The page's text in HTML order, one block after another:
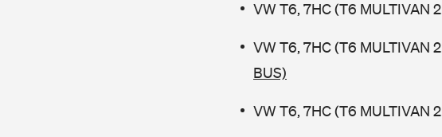
VW T6, 7HC (T6 MULTIVAN
VW T6, 7HC (T6 MULTIVAN
BUS)
VW T6, 7HC (T6 MULTIVAN